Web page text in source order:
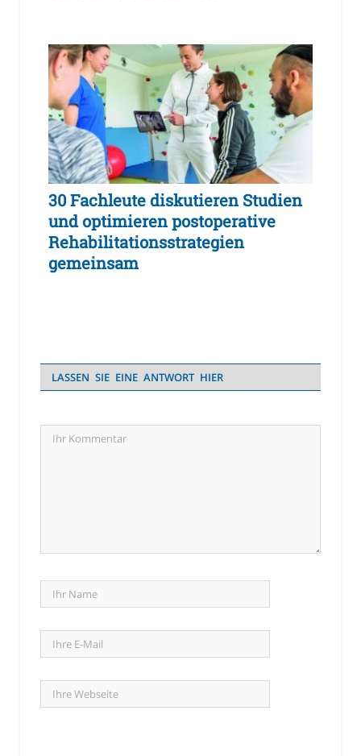
30 Fachleute diskutieren Studien
und optimieren postoperative
Rehabilitationsstrategien
gemeinsam
LASSEN SIE EINE ANTWORT HIER